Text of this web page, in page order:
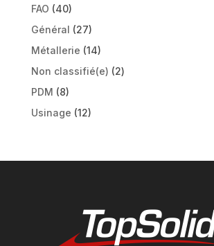
FAO (40)
Général (27)
Métallerie (14)
Non classifié(e) (2)
PDM (8)
Usinage (12)